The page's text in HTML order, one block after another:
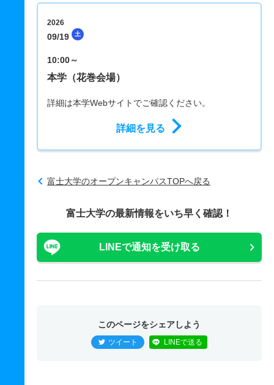
2026
09/19 土
10:00～
本学（花巻会場）
詳細は本学Webサイトでご確認ください。
詳細を見る
富士大学のオープンキャンパスTOPへ戻る
富士大学の最新情報をいち早く確認！
LINEで通知を受け取る
このページをシェアしよう
ツイート LINEで送る